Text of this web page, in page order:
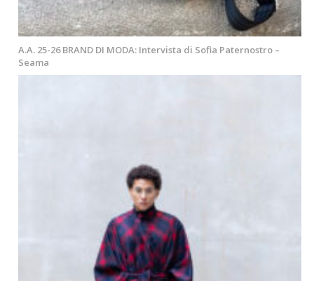
A.A. 25-26 BRAND DI MODA: Intervista di Sofia Paternostro –
Seama